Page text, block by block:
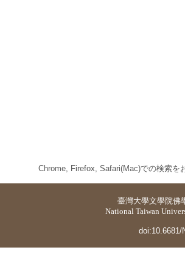
Chrome, Firefox, Safari(Mac)での検索を
臺灣大學文學院佛
National Taiwan
doi:10.6681/